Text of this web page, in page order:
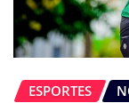
ESPORTES